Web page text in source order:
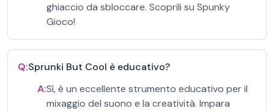
ghiaccio da sbloccare. Scoprili su Spunky
Gioco!
Q:Sprunki But Cool è educativo?
A:Sì, è un eccellente strumento educativo per il
mixaggio del suono e la creatività. Impara